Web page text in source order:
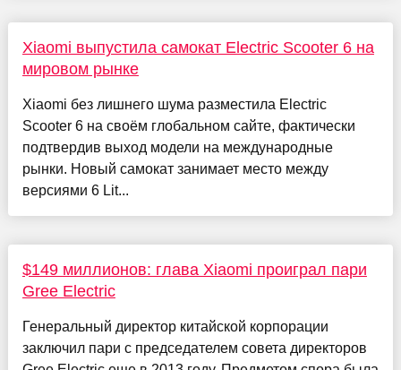
Xiaomi выпустила самокат Electric Scooter 6 на
мировом рынке
Xiaomi без лишнего шума разместила Electric
Scooter 6 на своём глобальном сайте, фактически
подтвердив выход модели на международные
рынки. Новый самокат занимает место между
версиями 6 Lit...
$149 миллионов: глава Xiaomi проиграл пари
Gree Electric
Генеральный директор китайской корпорации
заключил пари с председателем совета директоров